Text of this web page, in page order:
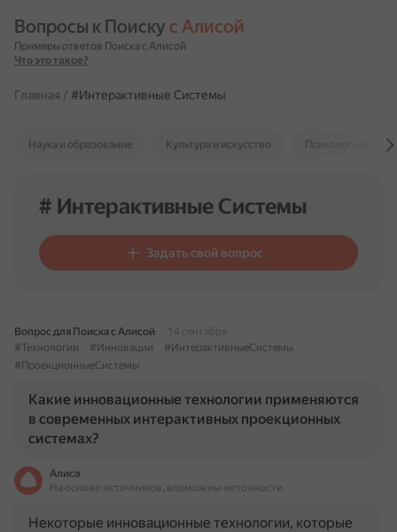
Вопросы к Поиску с Алисой
Примеры ответов Поиска с Алисой
Что это такое?
Главная / #Интерактивные Системы
Наука и образование Культура и искусство Психология и
# Интерактивные Системы
Задать свой вопрос
Вопрос для Поиска с Алисой
14 сентября
#Технологии
#Инновации
#ИнтерактивныеСистемы
#ПроекционныеСистемы
Какие инновационные технологии применяются
в современных интерактивных проекционных
системах?
Алиса
На основе источников, возможны неточности
Некоторые инновационные технологии, которые